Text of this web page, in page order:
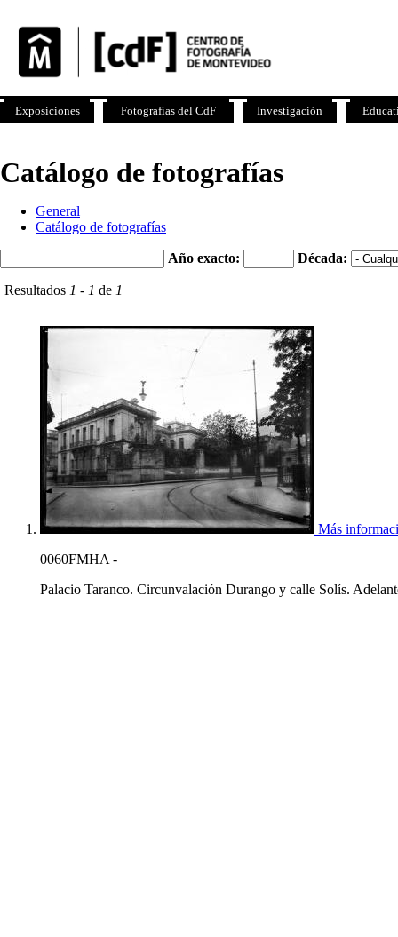
Catálogo de fotografías
General
Catálogo de fotografías
Año exacto: Década:
Resultados 1 - 1 de 1
Más
0060FMHA -
Palacio Taranco. Circunvalación Durango y calle Solís.
Exposiciones Fotografías del CdF Investigación